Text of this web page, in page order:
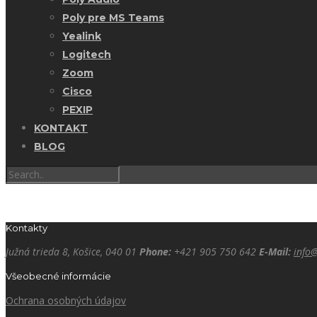
Poly pre MS Teams
Yealink
Logitech
Zoom
Cisco
PEXIP
KONTAKT
BLOG
Kontakty
Južná trieda 8, Košice, 040 01 Phone: +421 905 750 642 E-Mail:
Všeobecné informácie
Ochrana osobných údajov